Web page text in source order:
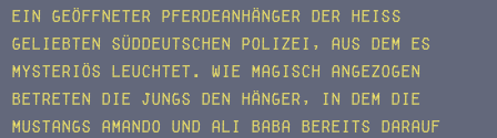
ein geöffneter Pferdeanhänger der heiß
geliebten süddeutschen Polizei, aus dem es
mysteriös leuchtet. Wie magisch angezogen
betreten die Jungs den Hänger, in dem die
Mustangs Amando und Ali Baba bereits darauf